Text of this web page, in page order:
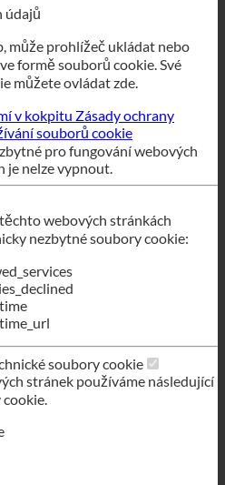
prohlížeč ukládat nebo
můžete ovládat zde.
v kokpituZásady ochrany
pro fungování webových
je nelze vypnout.
webových stránkách
nezbytné soubory cookie:
soubory cookie
stránek používáme následující